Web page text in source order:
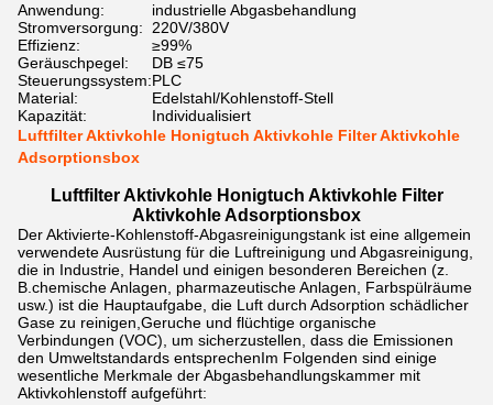
Anwendung:
industrielle Abgasbehandlung
Stromversorgung:
220V/380V
Effizienz:
≥99%
Geräuschpegel:
DB ≤75
Steuerungssystem:PLC
Material:
Edelstahl/Kohlenstoff-Stell
Kapazität:
Individualisiert
Luftfilter Aktivkohle Honigtuch Aktivkohle Filter Aktivkohle
Adsorptionsbox
Luftfilter Aktivkohle Honigtuch Aktivkohle Filter
Aktivkohle Adsorptionsbox
Der Aktivierte-Kohlenstoff-Abgasreinigungstank ist eine allgemein
verwendete Ausrüstung für die Luftreinigung und Abgasreinigung,
die in Industrie, Handel und einigen besonderen Bereichen (z.
B.chemische Anlagen, pharmazeutische Anlagen, Farbspülräume
usw.) ist die Hauptaufgabe, die Luft durch Adsorption schädlicher
Gase zu reinigen,Geruche und flüchtige organische
Verbindungen (VOC), um sicherzustellen, dass die Emissionen
den Umweltstandards entsprechenIm Folgenden sind einige
wesentliche Merkmale der Abgasbehandlungskammer mit
Aktivkohlenstoff aufgeführt: